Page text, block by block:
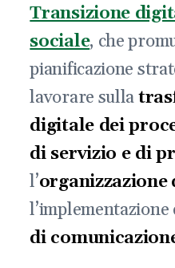
Transizione
sociale, che
pianificazione
lavorare sulla
digitale dei
di servizio e di
l’organizzazione
l’implementazione
di